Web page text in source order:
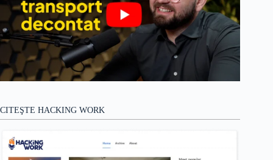
CITEŞTE HACKING WORK